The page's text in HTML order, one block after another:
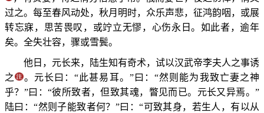
过之。每至春风动处，秋月明时，众乐声悲，征鸿韵咽，或展
转忘寐，思苦畏叹，或竚立无憀，心伤永日。如此者，逾年
矣。全失壮容，骤或雪鬓。
他日，元长来，陆生知有奇术，试以汉武帝李夫人之事诱
之
。元长曰：“此甚易耳。”曰：“然则能为我致亡妻之神
乎？”曰：“彼所致者，但致其魂，瞥见而已。元长又异焉。”
陆曰：“然则子能致者何？”曰：“可致其身，若生人，有以从